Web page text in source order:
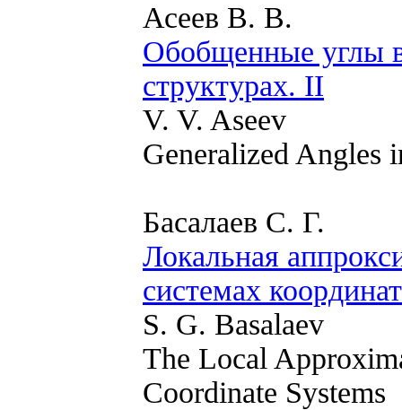
Асеев В. В.
Обобщенные углы
структурах. II
V. V. Aseev
Generalized Angles
Басалаев С. Г.
Локальная
системах координат
S. G. Basalaev
The Local
Coordinate Systems